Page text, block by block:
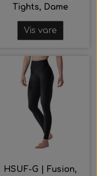
Tights, Dame
Vis vare
HSUF-G | Fusion,